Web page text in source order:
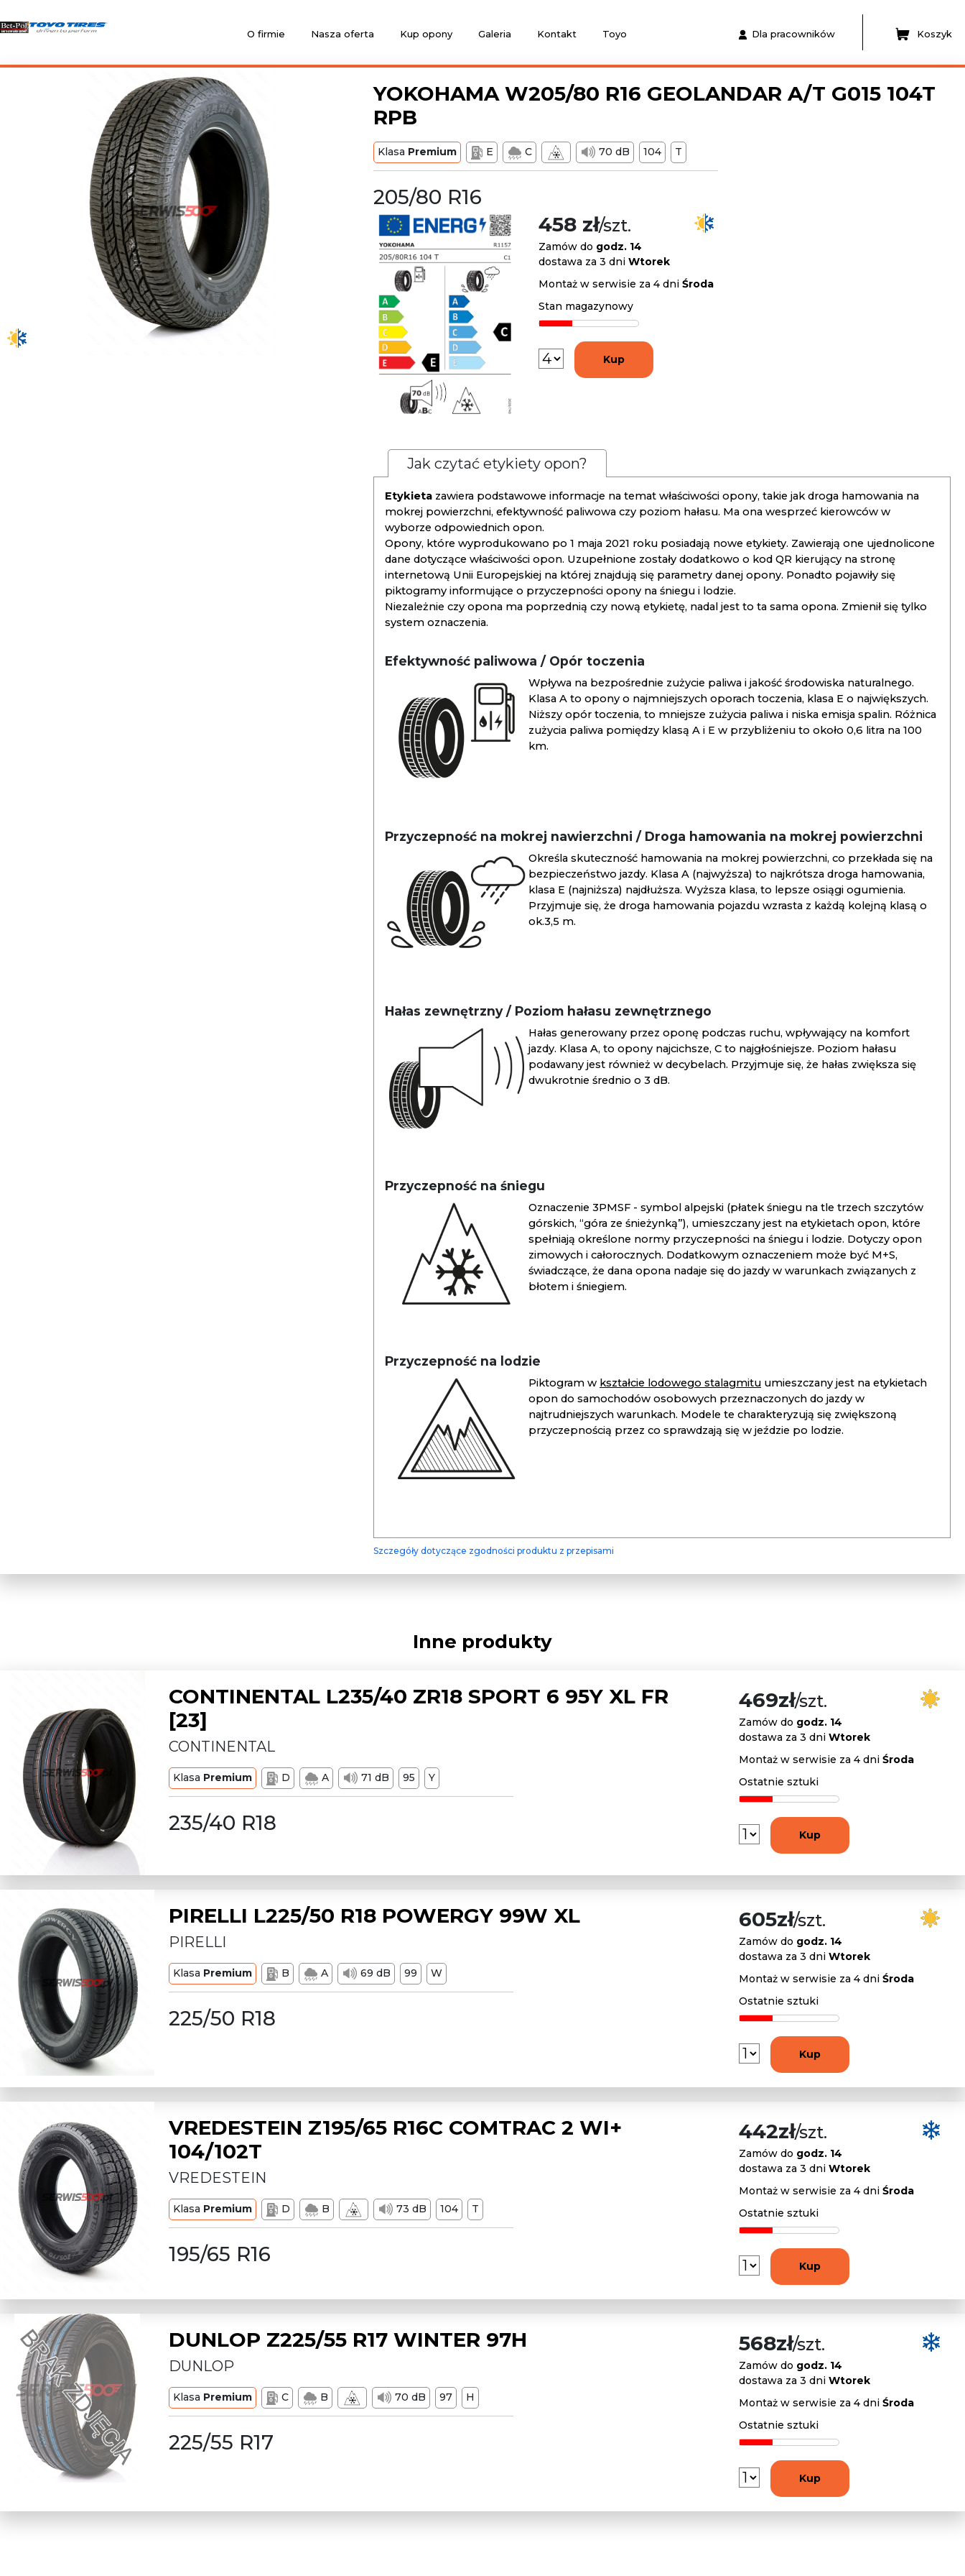
O firmie Nasza oferta Kup opony Galeria Kontakt Toyo Dla pracowników Koszyk
YOKOHAMA W205/80 R16 GEOLANDAR A/T G015 104T
RPB
Klasa Premium E C 70 dB 104 T
205/80 R16
458 zł/szt.
Zamów do godz. 14
dostawa za 3 dni Wtorek
Montaż w serwisie za 4 dni Środa
Stan magazynowy
Kup
Jak czytać etykiety opon?
Etykieta zawiera podstawowe informacje na temat właściwości opony, takie jak droga hamowania na
mokrej powierzchni, efektywność paliwowa czy poziom hałasu. Ma ona wesprzeć kierowców w
wyborze odpowiednich opon.
Opony, które wyprodukowano po 1 maja 2021 roku posiadają nowe etykiety. Zawierają one ujednolicone
dane dotyczące właściwości opon. Uzupełnione zostały dodatkowo o kod QR kierujący na stronę
internetową Unii Europejskiej na której znajdują się parametry danej opony. Ponadto pojawiły się
piktogramy informujące o przyczepności opony na śniegu i lodzie.
Niezależnie czy opona ma poprzednią czy nową etykietę, nadal jest to ta sama opona. Zmienił się tylko
system oznaczenia.
Efektywność paliwowa / Opór toczenia
Wpływa na bezpośrednie zużycie paliwa i jakość środowiska naturalnego.
Klasa A to opony o najmniejszych oporach toczenia, klasa E o największych.
Niższy opór toczenia, to mniejsze zużycia paliwa i niska emisja spalin. Różnica
zużycia paliwa pomiędzy klasą A i E w przybliżeniu to około 0,6 litra na 100
km.
Przyczepność na mokrej nawierzchni / Droga hamowania na mokrej powierzchni
Określa skuteczność hamowania na mokrej powierzchni, co przekłada się na
bezpieczeństwo jazdy. Klasa A (najwyższa) to najkrótsza droga hamowania,
klasa E (najniższa) najdłuższa. Wyższa klasa, to lepsze osiągi ogumienia.
Przyjmuje się, że droga hamowania pojazdu wzrasta z każdą kolejną klasą o
ok.3,5 m.
Hałas zewnętrzny / Poziom hałasu zewnętrznego
Hałas generowany przez oponę podczas ruchu, wpływający na komfort
jazdy. Klasa A, to opony najcichsze, C to najgłośniejsze. Poziom hałasu
podawany jest również w decybelach. Przyjmuje się, że hałas zwiększa się
dwukrotnie średnio o 3 dB.
Przyczepność na śniegu
Oznaczenie 3PMSF - symbol alpejski (płatek śniegu na tle trzech szczytów
górskich, “góra ze śnieżynką”), umieszczany jest na etykietach opon, które
spełniają określone normy przyczepności na śniegu i lodzie. Dotyczy opon
zimowych i całorocznych. Dodatkowym oznaczeniem może być M+S,
świadczące, że dana opona nadaje się do jazdy w warunkach związanych z
błotem i śniegiem.
Przyczepność na lodzie
Piktogram w kształcie lodowego stalagmitu umieszczany jest na etykietach
opon do samochodów osobowych przeznaczonych do jazdy w
najtrudniejszych warunkach. Modele te charakteryzują się zwiększoną
przyczepnością przez co sprawdzają się w jeździe po lodzie.
Szczegóły dotyczące zgodności produktu z przepisami
Inne produkty
CONTINENTAL L235/40 ZR18 SPORT 6 95Y XL FR
[23]
CONTINENTAL
Klasa Premium D A 71 dB 95 Y
235/40 R18
469zł/szt.
Zamów do godz. 14
dostawa za 3 dni Wtorek
Montaż w serwisie za 4 dni Środa
Ostatnie sztuki
Kup
PIRELLI L225/50 R18 POWERGY 99W XL
PIRELLI
Klasa Premium B A 69 dB 99 W
225/50 R18
605zł/szt.
Zamów do godz. 14
dostawa za 3 dni Wtorek
Montaż w serwisie za 4 dni Środa
Ostatnie sztuki
Kup
VREDESTEIN Z195/65 R16C COMTRAC 2 WI+
104/102T
VREDESTEIN
Klasa Premium D B 73 dB 104 T
195/65 R16
442zł/szt.
Zamów do godz. 14
dostawa za 3 dni Wtorek
Montaż w serwisie za 4 dni Środa
Ostatnie sztuki
Kup
DUNLOP Z225/55 R17 WINTER 97H
DUNLOP
Klasa Premium C B 70 dB 97 H
225/55 R17
568zł/szt.
Zamów do godz. 14
dostawa za 3 dni Wtorek
Montaż w serwisie za 4 dni Środa
Ostatnie sztuki
Kup